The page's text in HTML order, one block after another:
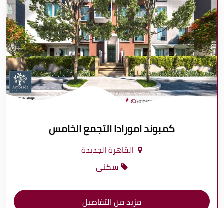
كمبوند امورادا التجمع الخامس
القاهرة الجديدة
سكنى
مزيد من التفاصيل